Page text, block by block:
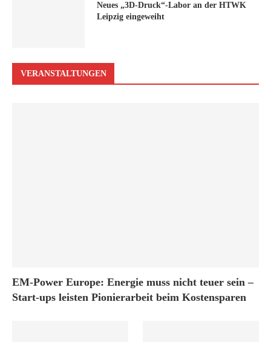
Neues „3D-Druck“-Labor an der HTWK
Leipzig eingeweiht
VERANSTALTUNGEN
EM-Power Europe: Energie muss nicht teuer sein –
Start-ups leisten Pionierarbeit beim Kostensparen